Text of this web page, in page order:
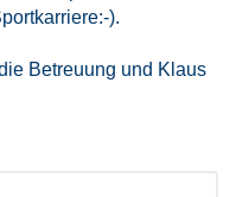
).
Betreuung und Klaus